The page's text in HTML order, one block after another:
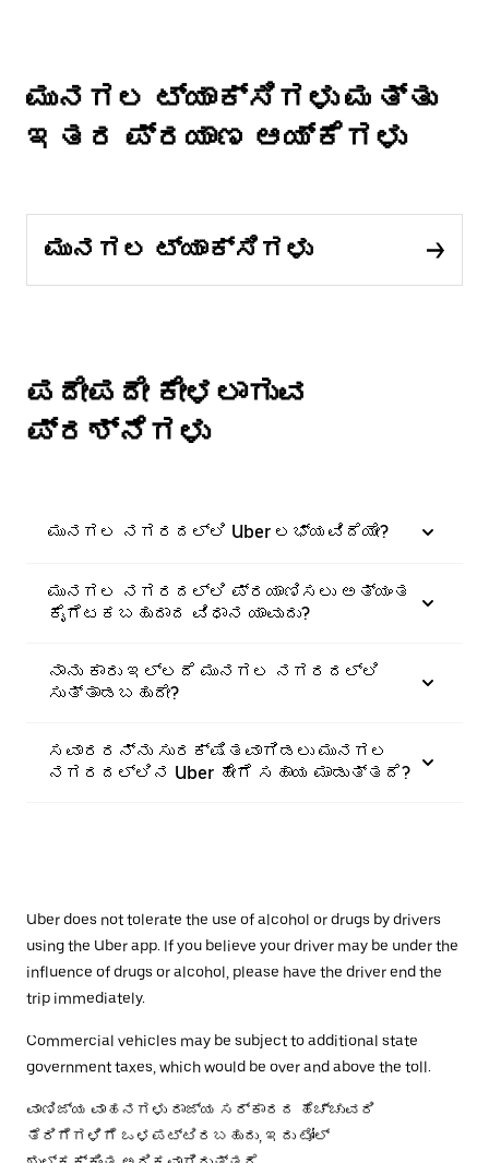
ಮುನಗಲ ಟ್ಯಾಕ್ಸಿಗಳು ಮತ್ತು
ಇತರ ಪ್ರಯಾಣ ಆಯ್ಕೆಗಳು
ಮುನಗಲ ಟ್ಯಾಕ್ಸಿಗಳು
ಪದೇಪದೇ ಕೇಳಲಾಗುವ
ಪ್ರಶ್ನೆಗಳು
ಮುನಗಲ ನಗರದಲ್ಲಿ Uber ಲಭ್ಯವಿದೆಯೇ?
ಮುನಗಲ ನಗರದಲ್ಲಿ ಪ್ರಯಾಣಿಸಲು ಅತ್ಯಂತ
ಕೈಗೆಟಕಬಹುದಾದ ವಿಧಾನ ಯಾವುದು?
ನಾನು ಕಾರು ಇಲ್ಲದೆ ಮುನಗಲ ನಗರದಲ್ಲಿ
ಸುತ್ತಾಡಬಹುದೇ?
ಸವಾರರನ್ನು ಸುರಕ್ಷಿತವಾಗಿಡಲು ಮುನಗಲ
ನಗರದಲ್ಲಿನ Uber ಹೇಗೆ ಸಹಾಯ ಮಾಡುತ್ತದೆ?
Uber does not tolerate the use of alcohol or drugs by drivers
using the Uber app. If you believe your driver may be under the
influence of drugs or alcohol, please have the driver end the
trip immediately.
Commercial vehicles may be subject to additional state
government taxes, which would be over and above the toll.
ವಾಣಿಜ್ಯ ವಾಹನಗಳು ರಾಜ್ಯ ಸರ್ಕಾರದ ಹೆಚ್ಚುವರಿ
ತೆರಿಗೆಗಳಿಗೆ ಒಳಪಟ್ಟಿರಬಹುದು, ಇದು ಟೋಲ್